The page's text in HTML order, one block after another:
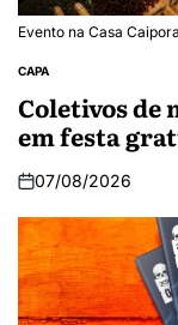
Evento na Casa
CAPA
Coletivos de
em festa
07/08/2026